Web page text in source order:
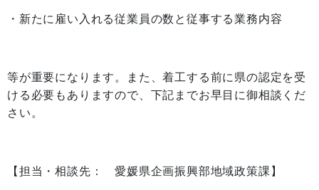
・新たに雇い入れる従業員の数と従事する業務内容
等が重要になります。また、着工する前に県の認定を受
ける必要もありますので、下記までお早目に御相談くだ
さい。
【担当・相談先： 愛媛県企画振興部地域政策課】